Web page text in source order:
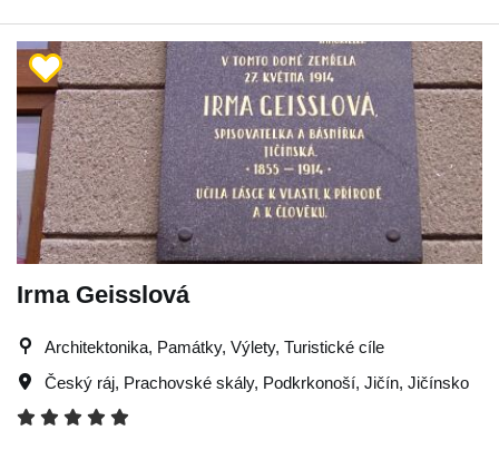
Irma Geisslová
Architektonika, Památky, Výlety, Turistické cíle
Český ráj, Prachovské skály, Podkrkonoší, Jičín, Jičínsko